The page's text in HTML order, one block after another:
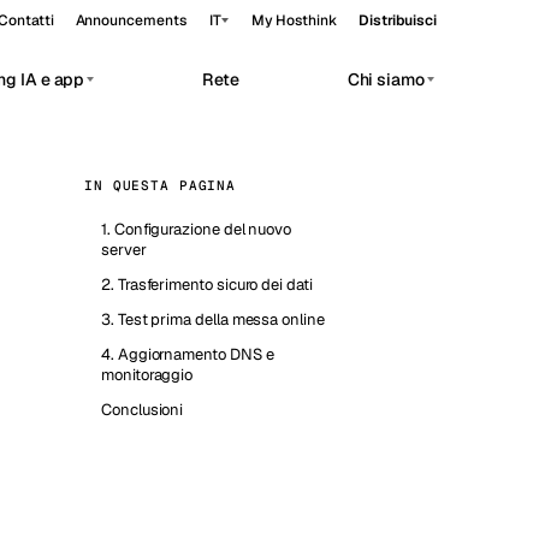
Announcements IT My Hosthink Distribuisci
Budapest
Copenhagen Danimarca
Helsinki Finlandia
Madrid
IA e app Rete Chi siamo
IN QUESTA PAGINA
1. Configurazione del nuovo
server
2. Trasferimento sicuro dei dati
3. Test prima della messa online
4. Aggiornamento DNS e
monitoraggio
Conclusioni